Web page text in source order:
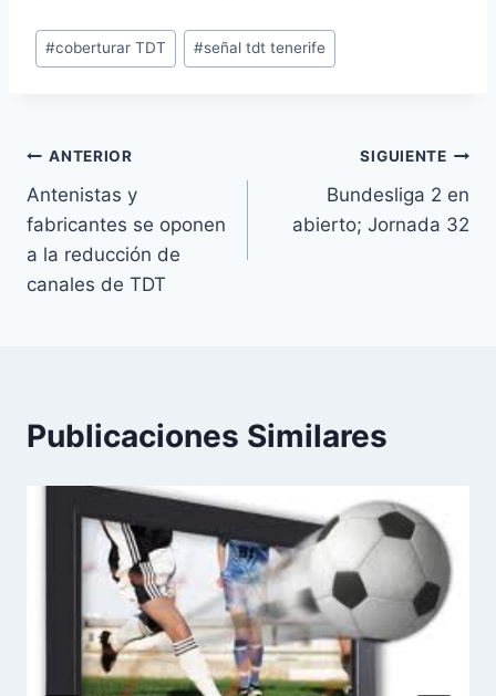
Etiquetas
de
#coberturar TDT #señal tdt tenerife
Navegación
de
entradas
ANTERIOR
Antenistas y
fabricantes se oponen
a la reducción de
canales de TDT
SIGUIENTE
Bundesliga 2 en
abierto; Jornada 32
Publicaciones Similares